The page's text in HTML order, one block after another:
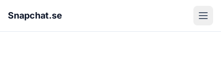
Snapchat.se